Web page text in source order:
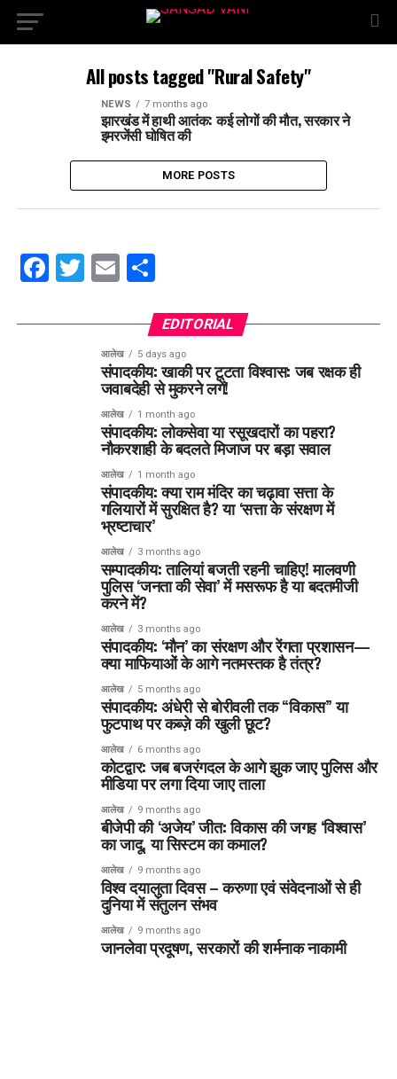
All posts tagged "Rural Safety"
NEWS 7 months ago
झारखंड में हाथी आतंक: कई लोगों की मौत, सरकार ने
इमरजेंसी घोषित की
MORE POSTS
Facebook
Twitter
EmailShare
EDITORIAL
आलेख 5 days ago
संपादकीय: खाकी पर टूटता विश्वास: जब रक्षक ही
जवाबदेही से मुकरने लगें!
आलेख 1 month ago
संपादकीय: लोकसेवा या रसूखदारों का पहरा?
नौकरशाही के बदलते मिजाज पर बड़ा सवाल
आलेख 1 month ago
संपादकीय: क्या राम मंदिर का चढ़ावा सत्ता के
गलियारों में सुरक्षित है? या ‘सत्ता के संरक्षण में
भ्रष्टाचार’
आलेख 3 months ago
सम्पादकीय: तालियां बजती रहनी चाहिए! मालवणी
पुलिस ‘जनता की सेवा’ में मसरूफ है या बदतमीजी
करने में?
आलेख 3 months ago
संपादकीय: ‘मौन’ का संरक्षण और रेंगता प्रशासन—
क्या माफियाओं के आगे नतमस्तक है तंत्र?
आलेख 5 months ago
संपादकीय: अंधेरी से बोरीवली तक “विकास” या
फुटपाथ पर कब्ज़े की खुली छूट?
आलेख 6 months ago
कोटद्वार: जब बजरंगदल के आगे झुक जाए पुलिस और
मीडिया पर लगा दिया जाए ताला
आलेख 9 months ago
बीजेपी की ‘अजेय’ जीत: विकास की जगह ‘विश्वास’
का जादू, या सिस्टम का कमाल?
आलेख 9 months ago
विश्व दयालुता दिवस – करुणा एवं संवेदनाओं से ही
दुनिया में संतुलन संभव
आलेख 9 months ago
जानलेवा प्रदूषण, सरकारों की शर्मनाक नाकामी